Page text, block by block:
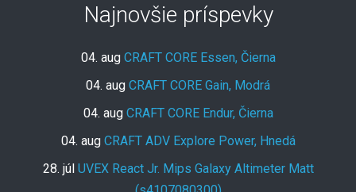
Najnovšie príspevky
04. aug CRAFT CORE Essen, Čierna
04. aug CRAFT CORE Gain, Modrá
04. aug CRAFT CORE Endur, Čierna
04. aug CRAFT ADV Explore Power, Hnedá
28. júl UVEX React Jr. Mips Galaxy Altimeter Matt